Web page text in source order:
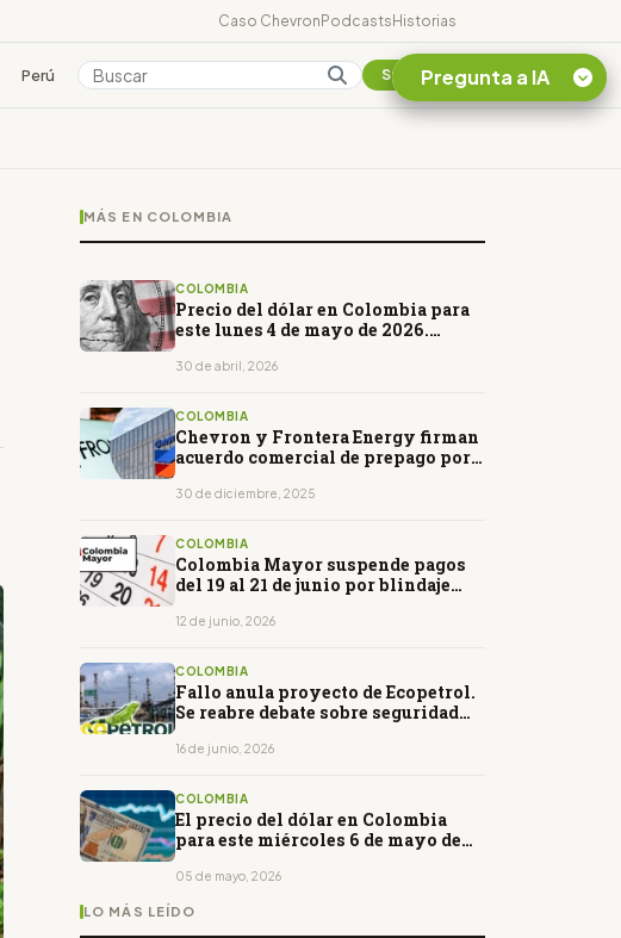
Caso ChevronPodcastsHistorias
Perú Colombia Suscribirse
MÁS EN COLOMBIA
COLOMBIA
Precio del dólar en Colombia para
este lunes 4 de mayo de 2026.
30 de abril, 2026
COLOMBIA
Chevron y Frontera Energy firman
acuerdo comercial de prepago por
30 de diciembre, 2025
COLOMBIA
Colombia Mayor suspende pagos
del 19 al 21 de junio por blindaje
beneficiarios
12 de junio, 2026
COLOMBIA
Fallo anula proyecto de Ecopetrol.
Se reabre debate sobre seguridad
Colombia
16 de junio, 2026
COLOMBIA
El precio del dólar en Colombia
para este miércoles 6 de mayo de
05 de mayo, 2026
LO MÁS LEÍDO
Pregunta a IA
¿En que consiste la